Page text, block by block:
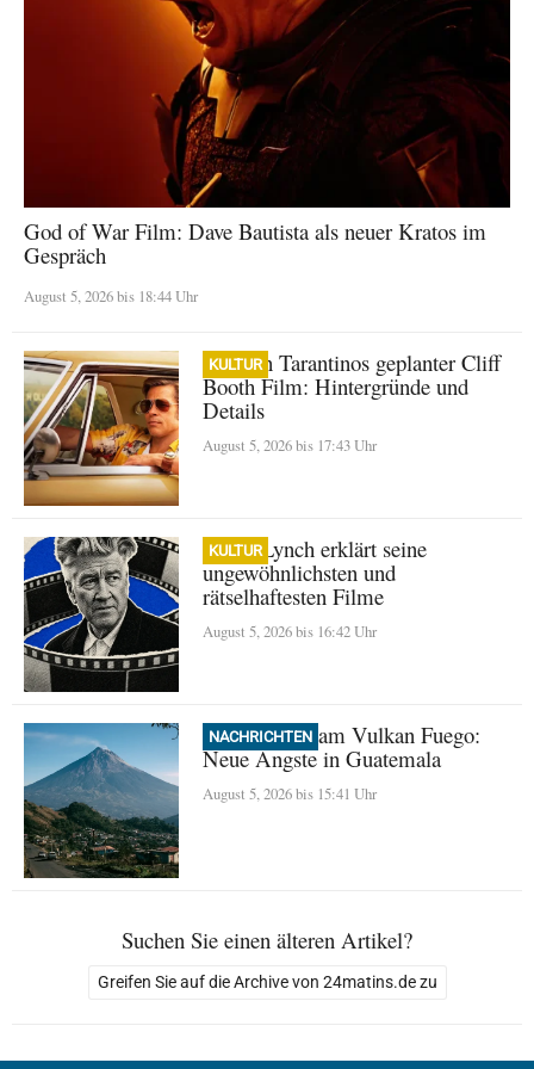
God of War Film: Dave Bautista als neuer Kratos im
Gespräch
August 5, 2026 bis 18:44 Uhr
KULTUR
Quentin Tarantinos geplanter Cliff
Booth Film: Hintergründe und
Details
August 5, 2026 bis 17:43 Uhr
KULTUR
David Lynch erklärt seine
ungewöhnlichsten und
rätselhaftesten Filme
August 5, 2026 bis 16:42 Uhr
NACHRICHTEN
Evakuierung am Vulkan Fuego:
Neue Ängste in Guatemala
August 5, 2026 bis 15:41 Uhr
Suchen Sie einen älteren Artikel?
Greifen Sie auf die Archive von 24matins.de zu